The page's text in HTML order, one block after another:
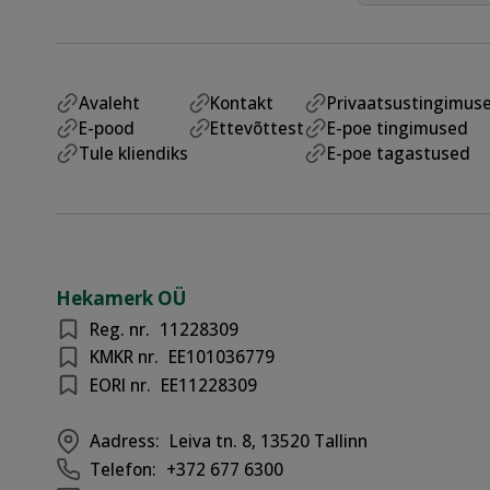
Avaleht
E-pood
Tule kliendiks
Kontakt
Ettevõttest
E-poe tingimused
E-poe tagastused
Hekamerk OÜ
Reg. nr. 11228309
KMKR nr. EE101036779
EORI nr. EE11228309
Aadress: Leiva tn. 8, 13520 Tallinn
Telefon: +372 677 6300